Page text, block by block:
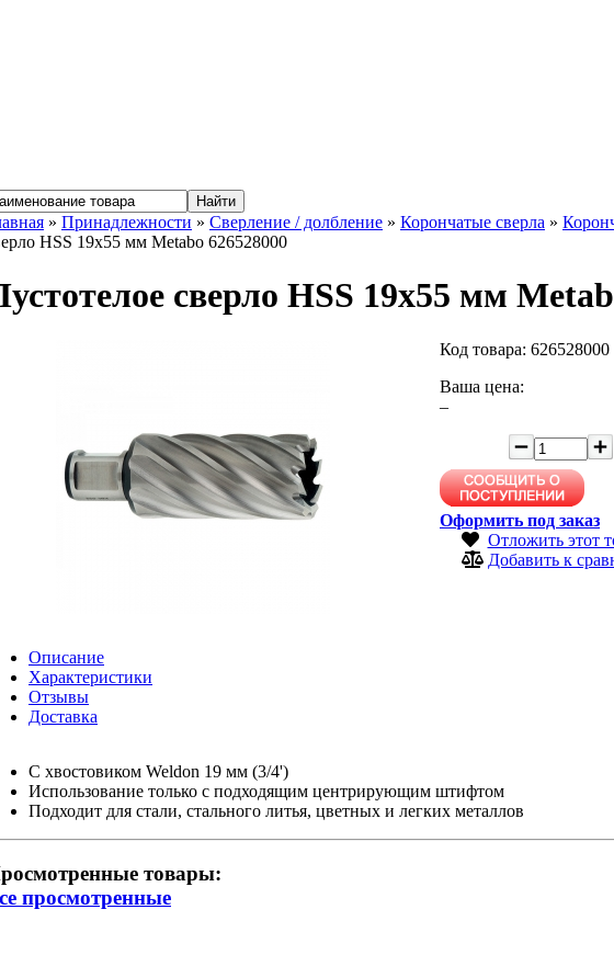
» Принадлежности » Сверление / долбление » Корончатые сверла »
HSS 19x55 мм Metabo 626528000
сверло HSS 19x55 мм
Код товара: 626528000
Ваша цена:
–
Оформить под заказ
Отложить этот
Добавить к
Описание
Характеристики
Отзывы
Доставка
С хвостовиком Weldon 19 мм (3/4')
Использование только с подходящим центрирующим штифтом
Подходит для стали, стального литья, цветных и легких металлов
товары:
просмотренные